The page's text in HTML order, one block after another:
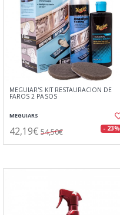
MEGUIAR'S KIT RESTAURACIÓN DE
FAROS 2 PASOS
MEGUIARS
42,19€ 54,50€ - 23%